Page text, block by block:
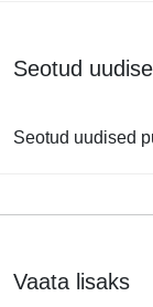
Seotud
Seotud uudised
Vaata lisaks